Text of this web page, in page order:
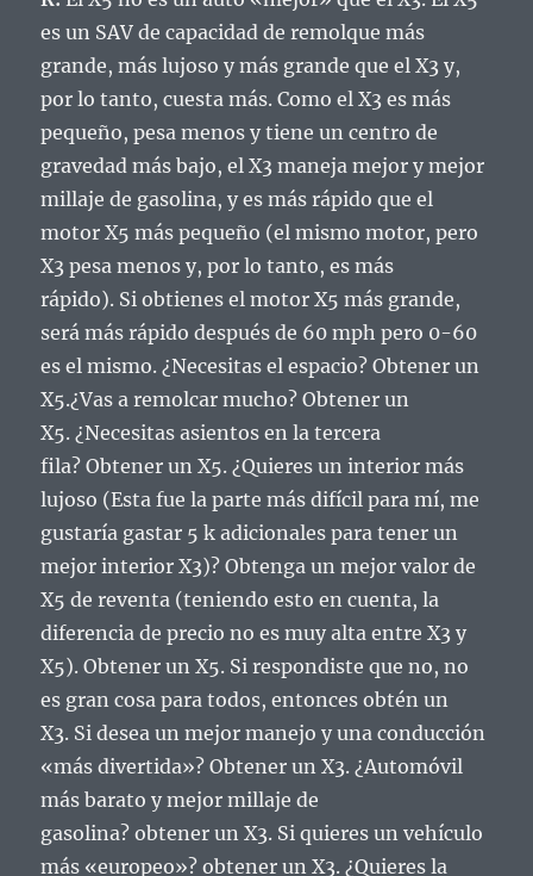
es un SAV de capacidad de remolque más
grande, más lujoso y más grande que el X3 y,
por lo tanto, cuesta más. Como el X3 es más
pequeño, pesa menos y tiene un centro de
gravedad más bajo, el X3 maneja mejor y mejor
millaje de gasolina, y es más rápido que el
motor X5 más pequeño (el mismo motor, pero
X3 pesa menos y, por lo tanto, es más
rápido). Si obtienes el motor X5 más grande,
será más rápido después de 60 mph pero 0-60
es el mismo. ¿Necesitas el espacio? Obtener un
X5.¿Vas a remolcar mucho? Obtener un
X5. ¿Necesitas asientos en la tercera
fila? Obtener un X5. ¿Quieres un interior más
lujoso (Esta fue la parte más difícil para mí, me
gustaría gastar 5 k adicionales para tener un
mejor interior X3)? Obtenga un mejor valor de
X5 de reventa (teniendo esto en cuenta, la
diferencia de precio no es muy alta entre X3 y
X5). Obtener un X5. Si respondiste que no, no
es gran cosa para todos, entonces obtén un
X3. Si desea un mejor manejo y una conducción
«más divertida»? Obtener un X3. ¿Automóvil
más barato y mejor millaje de
gasolina? obtener un X3. Si quieres un vehículo
más «europeo»? obtener un X3. ¿Quieres la